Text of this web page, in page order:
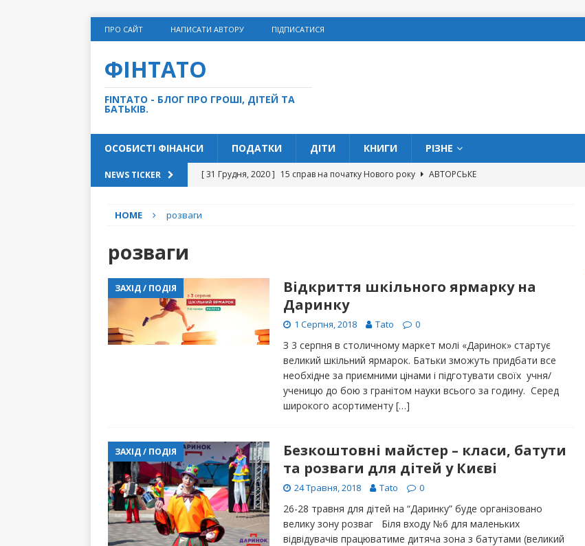
ПРО САЙТ НАПИСАТИ АВТОРУ ПІДПИСАТИСЯ
ФІНТАТО
FINTATO - БЛОГ ПРО ГРОШІ, ДІТЕЙ ТА
БАТЬКІВ.
ОСОБИСТІ ФІНАНСИ ПОДАТКИ ДІТИ КНИГИ РІЗНЕ
NEWS TICKER [ 31 Грудня, 2020 ] 15 справ на початку Нового року
АВТОРСЬКЕ
ФІНАНСИ
HOME розваги
розваги
ЗАХІД / ПОДІЯ
Відкриття шкільного ярмарку на
Даринку
1 Серпня, 2018 Tato 0
З 3 серпня в столичному маркет молі «Даринок» стартує
великий шкільний ярмарок. Батьки зможуть придбати все
необхідне за приємними цінами і підготувати своїх учня/
ученицю до бою з гранітом науки всього за годину. Серед
широкого асортименту […]
ЗАХІД / ПОДІЯ
Безкоштовні майстер – класи, батути
та розваги для дітей у Києві
24 Травня, 2018 Tato 0
26-28 травня для дітей на “Даринку” буде організовано
велику зону розваг Біля входу №6 для маленьких
відвідувачів працюватиме дитяча зона з батутами (великий